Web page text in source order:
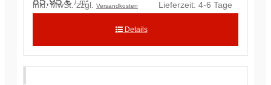
/ m²
inkl. MwSt. zzgl. Versandkosten Lieferzeit: 4-6 Tage
Details